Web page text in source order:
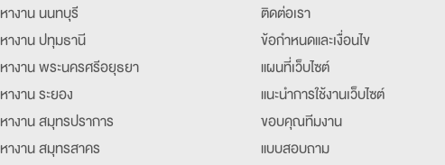
หางาน นนทบุรี
หางาน ปทุมธานี
หางาน พระนครศรีอยุธยา
หางาน ระยอง
หางาน สมุทรปราการ
หางาน สมุทรสาคร
ติดต่อเรา
ข้อกำหนดและเงื่อนไข
แผนที่เว็บไซต์
แนะนำการใช้งานเว็บไซต์
ขอบคุณทีมงาน
แบบสอบถาม